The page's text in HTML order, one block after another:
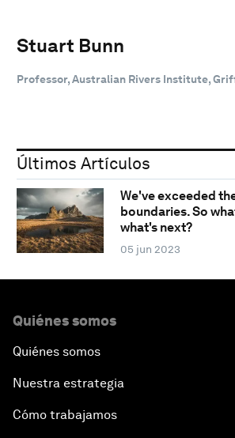
Stuart Bunn
Professor, Australian Rivers Institute,
Últimos Artículos
We've exceeded
boundaries. So
what's next?
05 jun 2023
Quiénes somos
Quiénes somos
Nuestra estrategia
Cómo trabajamos